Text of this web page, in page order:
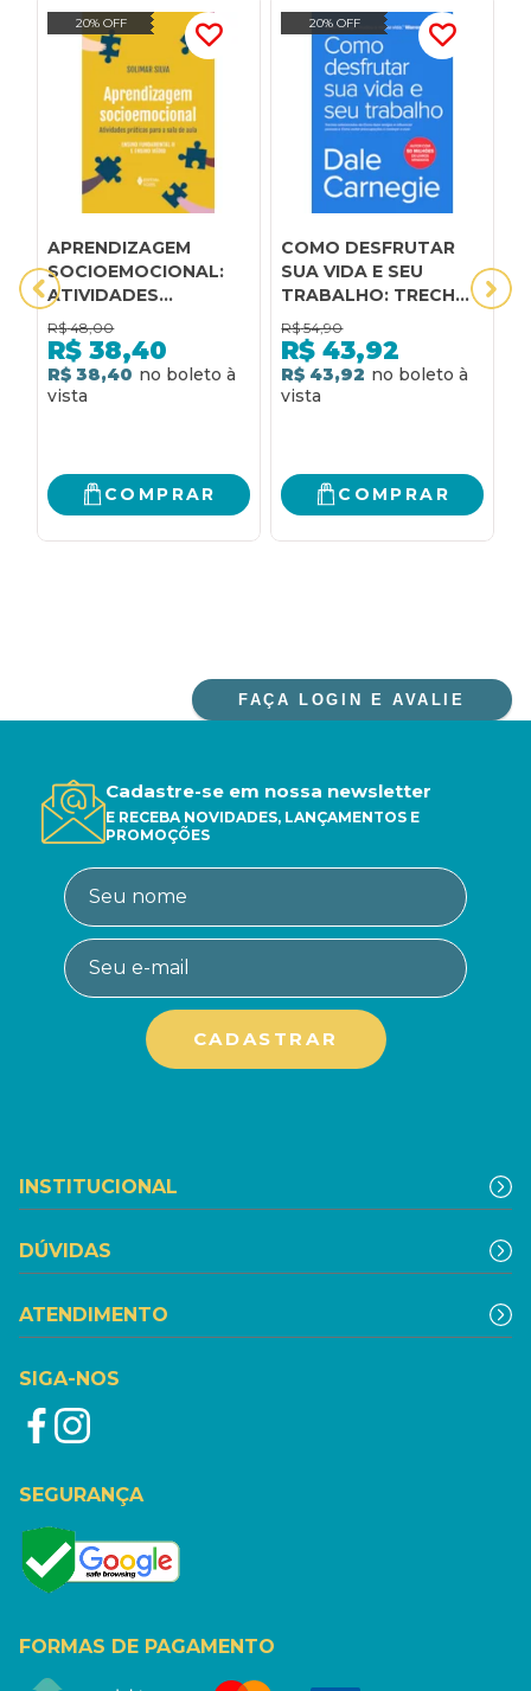
20% OFF
APRENDIZAGEM
SOCIOEMOCIONAL:
ATIVIDADES
PRÁTICAS PARA A
SALA DE AULA:
ENSINO
FUNDAMENTAL II E
R$ 48,00
R$ 38,40
R$ 38,40
COMPRAR
20% OFF
COMO DESFRUTAR
SUA VIDA E SEU
TRABALHO: TRECHOS
SELECIONADOS DE
COMO FAZER AMIGOS
E INFLUENCIAR
PESSOAS E COMO
R$ 54,90
R$ 43,92
R$ 43,92
COMPRAR
FAÇA LOGIN E AVALIE
Cadastre-se em nossa newsletter
E RECEBA NOVIDADES, LANÇAMENTOS E
PROMOÇÕES
INSTITUCIONAL
DÚVIDAS
ATENDIMENTO
SIGA-NOS
SEGURANÇA
FORMAS DE PAGAMENTO